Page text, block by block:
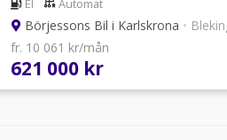
El Automat
Börjessons Bil i Karlskrona •
fr. 10 061 kr/mån
621 000 kr